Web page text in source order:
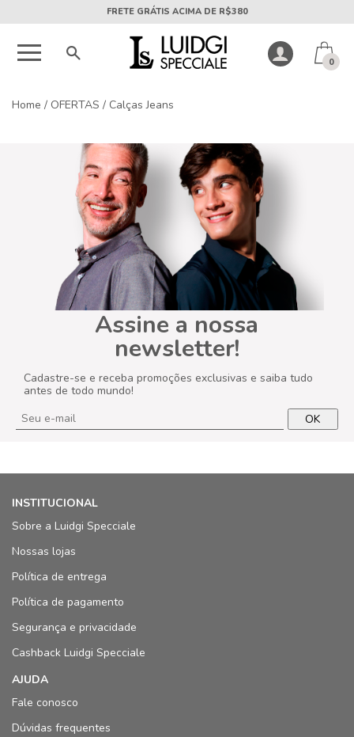
FRETE GRÁTIS ACIMA DE R$380
0
Home / OFERTAS / Calças Jeans
Assine a nossa
newsletter!
Cadastre-se e receba promoções exclusivas e saiba tudo
antes de todo mundo!
OK
INSTITUCIONAL
Sobre a Luidgi Specciale
Nossas lojas
Política de entrega
Política de pagamento
Segurança e privacidade
Cashback Luidgi Specciale
AJUDA
Fale conosco
Dúvidas frequentes